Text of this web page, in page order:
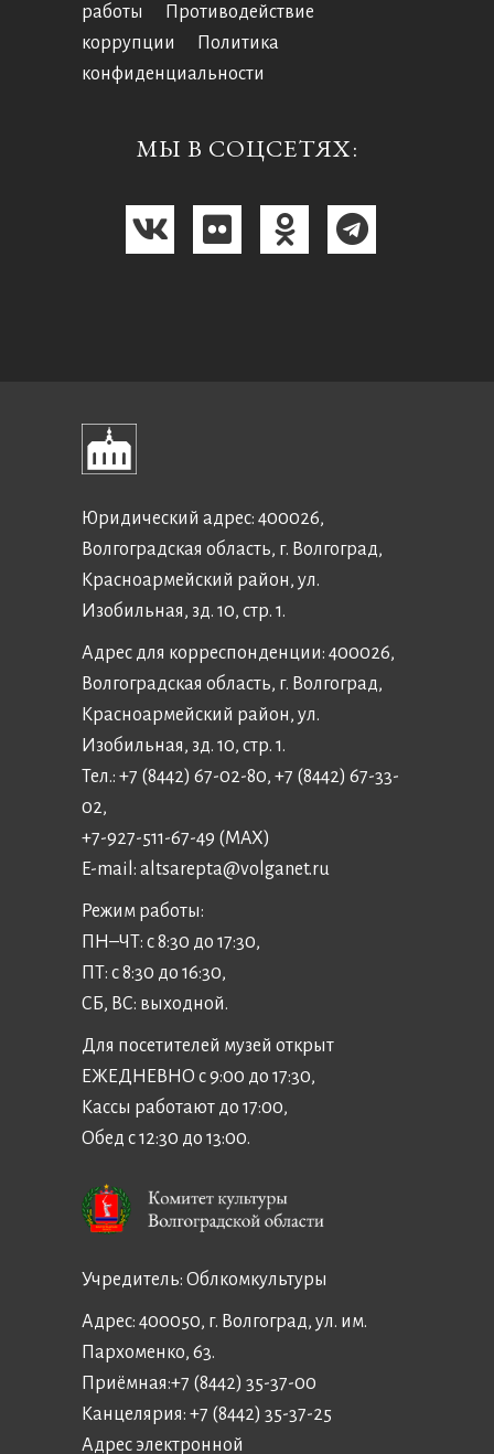
работы
Противодействие
коррупции
Политика
конфиденциальности
МЫ В СОЦСЕТЯХ:
Юридический адрес: 400026,
Волгоградская область, г. Волгоград,
Красноармейский район, ул.
Изобильная, зд. 10, стр. 1.
Адрес для корреспонденции: 400026,
Волгоградская область, г. Волгоград,
Красноармейский район, ул.
Изобильная, зд. 10, стр. 1.
Тел.: +7 (8442) 67-02-80, +7 (8442) 67-33-
02,
+7-927-511-67-49 (MAX)
E-mail: altsarepta@volganet.ru
Режим работы:
ПН–ЧТ: с 8:30 до 17:30,
ПТ: с 8:30 до 16:30,
СБ, ВС: выходной.
Для посетителей музей открыт
ЕЖЕДНЕВНО с 9:00 до 17:30,
Кассы работают до 17:00,
Обед с 12:30 до 13:00.
Учредитель: Облкомкультуры
Адрес: 400050, г. Волгоград, ул. им.
Пархоменко, 63.
Приёмная:+7 (8442) 35-37-00
Канцелярия: +7 (8442) 35-37-25
Адрес электронной